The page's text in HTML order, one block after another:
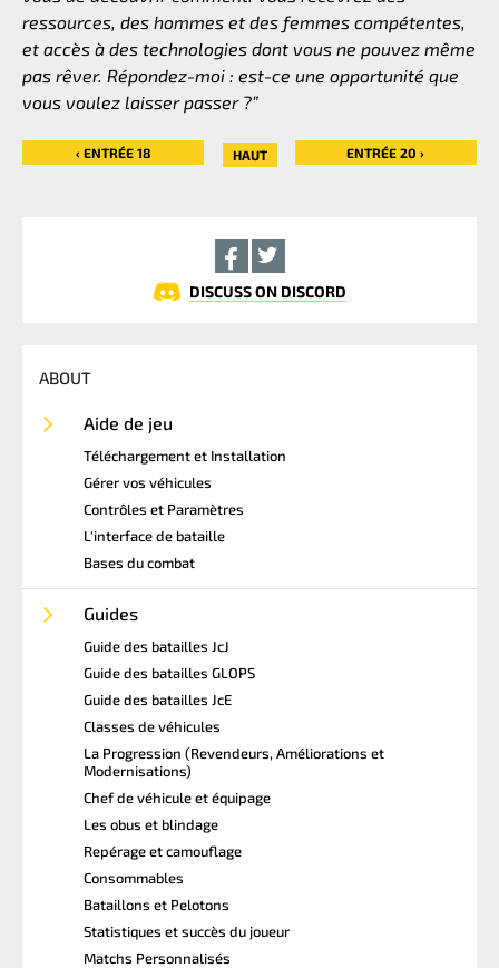
ressources, des hommes et des femmes compétentes,
et accès à des technologies dont vous ne pouvez même
pas rêver. Répondez-moi : est-ce une opportunité que
vous voulez laisser passer ?”
‹ ENTRÉE 18 HAUT ENTRÉE 20 ›
DISCUSS ON DISCORD
ABOUT
Aide de jeu
Téléchargement et Installation
Gérer vos véhicules
Contrôles et Paramètres
L'interface de bataille
Bases du combat
Guides
Guide des batailles JcJ
Guide des batailles GLOPS
Guide des batailles JcE
Classes de véhicules
La Progression (Revendeurs, Améliorations et
Modernisations)
Chef de véhicule et équipage
Les obus et blindage
Repérage et camouflage
Consommables
Bataillons et Pelotons
Statistiques et succès du joueur
Matchs Personnalisés